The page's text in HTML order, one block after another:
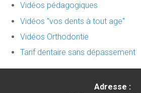
Vidéos pédagogiques
Vidéos "vos dents à tout age"
Vidéos Orthodontie
Tarif dentaire sans dépassement
Adresse :